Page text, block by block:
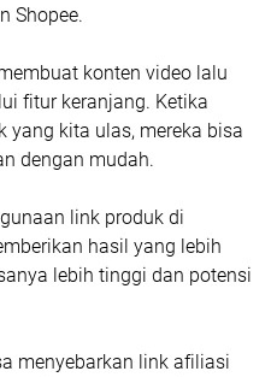
Shopee.
konten video lalu
fitur keranjang. Ketika
yang kita ulas, mereka bisa
dengan mudah.
link produk di
hasil yang lebih
lebih tinggi dan potensi
menyebarkan link afiliasi